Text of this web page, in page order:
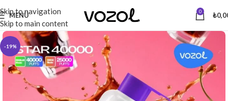
Skip to navigation
Skip to main content
MENÜ 0 ₺
-19%